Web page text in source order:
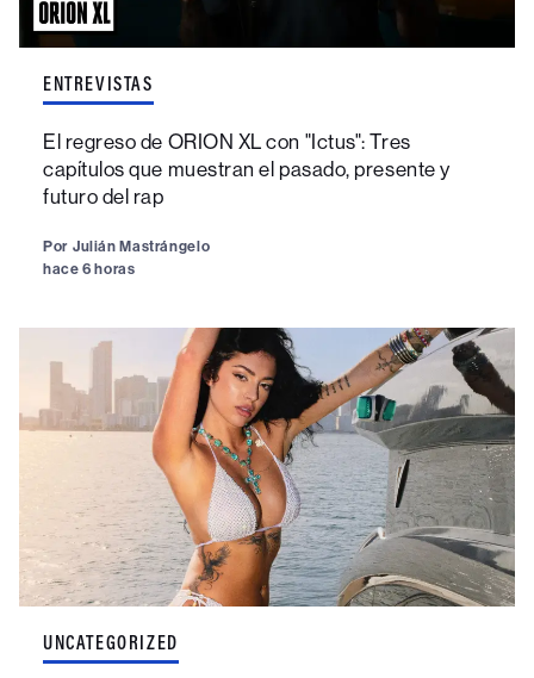
ENTREVISTAS
El regreso de ORION XL con "Ictus": Tres
capítulos que muestran el pasado, presente y
futuro del rap
Por Julián Mastrángelo
hace 6 horas
UNCATEGORIZED